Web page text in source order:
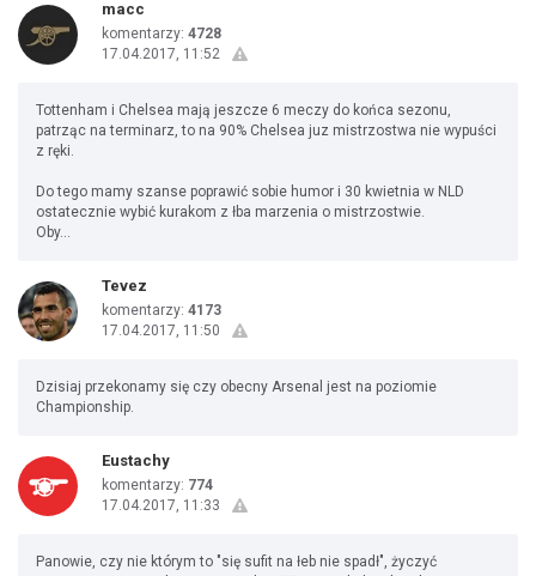
macc
komentarzy: 4728
17.04.2017, 11:52
Tottenham i Chelsea mają jeszcze 6 meczy do końca sezonu,
patrząc na terminarz, to na 90% Chelsea juz mistrzostwa nie wypuści
z ręki.
Do tego mamy szanse poprawić sobie humor i 30 kwietnia w NLD
ostatecznie wybić kurakom z łba marzenia o mistrzostwie.
Oby...
Tevez
komentarzy: 4173
17.04.2017, 11:50
Dzisiaj przekonamy się czy obecny Arsenal jest na poziomie
Championship.
Eustachy
komentarzy: 774
17.04.2017, 11:33
Panowie, czy nie którym to "się sufit na łeb nie spadł", życzyć